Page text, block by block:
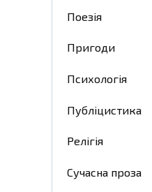
Поезія
Пригоди
Психологія
Публіцистика
Релігія
Сучасна проза